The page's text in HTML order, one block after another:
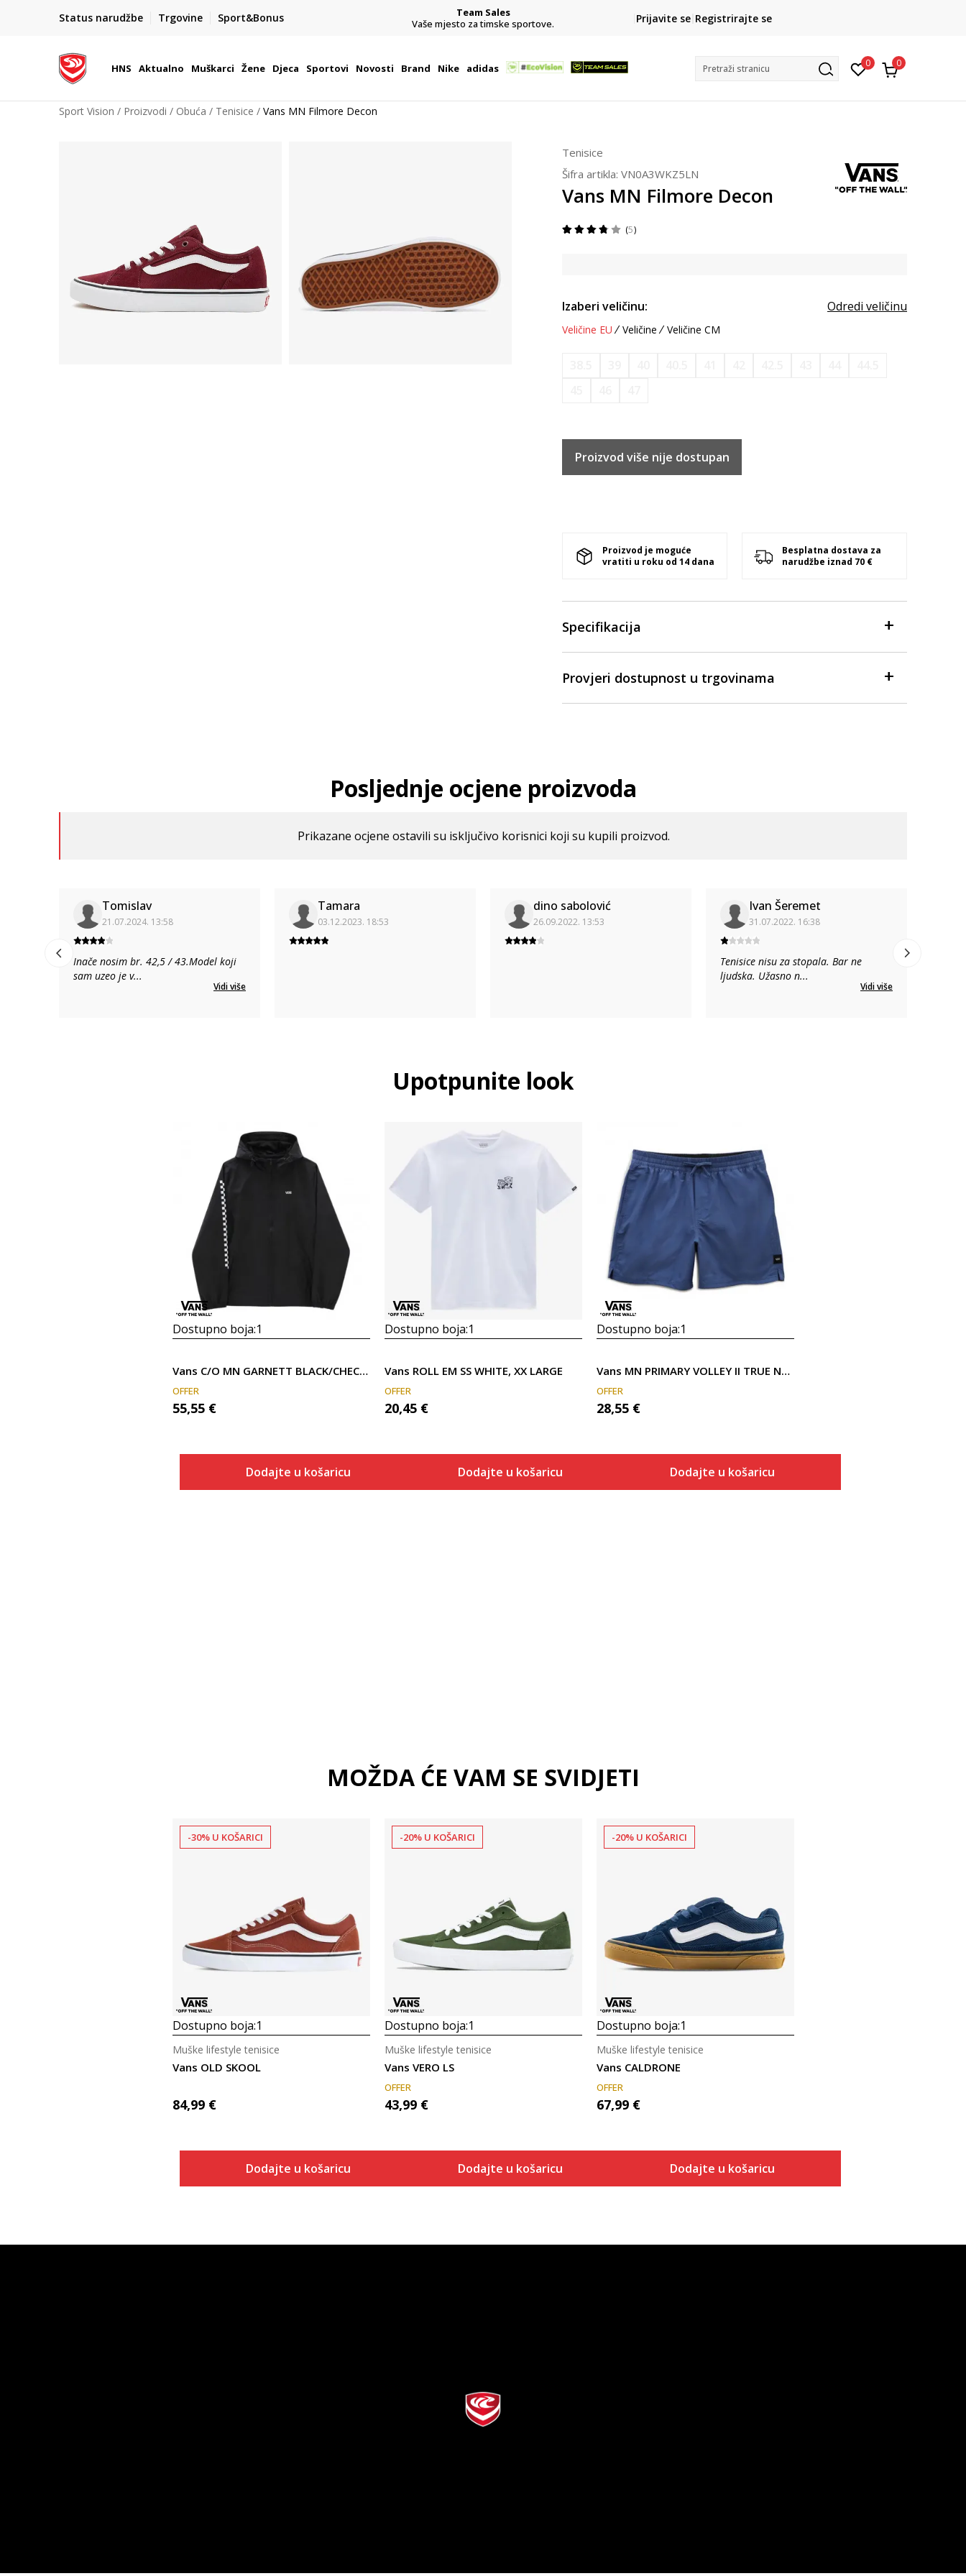
Status narudžbe Trgovine Sport&Bonus
BOX NOW
Dostava 1,50 €
| Više od 800 paketomata u Hrvatskoj
Team Sales
Vaše mjesto za timske sportove.
CLICK& COLLECT
besplatno preuzimanje u trgovini
Prijavite se Registrirajte se
HNS Aktualno Muškarci Žene Djeca Sportovi Novosti Brand Nike adidas Pretraži stranicu 0 0
Sport Vision Proizvodi Obuća Tenisice Vans MN Filmore Decon
Tenisice
Šifra artikla: VN0A3WKZ5LN
Vans MN Filmore Decon
5
Izaberi veličinu: Odredi veličinu
Veličine EU Veličine Veličine CM
Proizvod više nije dostupan
Proizvod je moguće
vratiti u roku od 14 dana
Besplatna dostava za
narudžbe iznad 70 €
Specifikacija
Provjeri dostupnost u trgovinama
Posljednje ocjene proizvoda
Prikazane ocjene ostavili su isključivo korisnici koji su kupili proizvod.
Tomislav
21.07.2024. 13:58
Inače nosim br. 42,5 / 43.Model koji
sam uzeo je v...
Vidi više
Tamara
03.12.2023. 18:53
dino sabolović
26.09.2022. 13:53
Ivan Šeremet
31.07.2022. 16:38
Tenisice nisu za stopala. Bar ne
ljudska. Užasno n...
Vidi više
Upotpunite look
Dostupno boja:1
Vans C/O MN GARNETT BLACK/CHECKERBO
OFFER
55,55 €
Dodajte u košaricu
Dostupno boja:1
Vans ROLL EM SS WHITE, XX LARGE
OFFER
20,45 €
Dodajte u košaricu
Dostupno boja:1
Vans MN PRIMARY VOLLEY II TRUE NAVY
OFFER
28,55 €
Dodajte u košaricu
MOŽDA ĆE VAM SE SVIDJETI
-30% U KOŠARICI
Dostupno boja:1
Vans OLD SKOOL
Muške lifestyle tenisice
84,99 €
Dodajte u košaricu
-20% U KOŠARICI
Dostupno boja:1
Vans VERO LS
Muške lifestyle tenisice
OFFER
43,99 €
Dodajte u košaricu
-20% U KOŠARICI
Dostupno boja:1
Vans CALDRONE
Muške lifestyle tenisice
OFFER
67,99 €
Dodajte u košaricu